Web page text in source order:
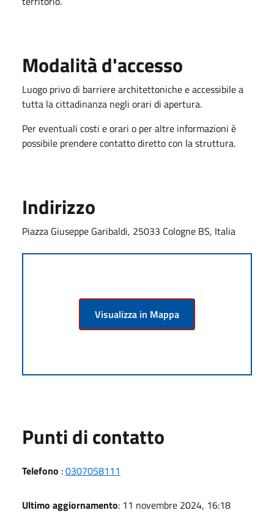
Modalità d'accesso
Luogo privo di barriere architettoniche e accessibile a
tutta la cittadinanza negli orari di apertura.
Per eventuali costi e orari o per altre informazioni è
possibile prendere contatto diretto con la struttura.
Indirizzo
Piazza Giuseppe Garibaldi, 25033 Cologne BS, Italia
Visualizza in Mappa
Punti di contatto
Telefono :0307058111
Ultimo aggiornamento: 11 novembre 2024, 16:18